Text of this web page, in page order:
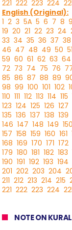
221 222 223 224
English (Original):
1 2 3 5A 5 6 7 8 9
19 20 21 22 23 24
33 34 35 36 37 38
46 47 48 49 50 51
59 60 61 62 63 64
72 73 74 75 76
85 86 87 88 89
98 99 100 101 102
110 111 112 113 114 115
123 124 125 126 127
135 136 137 138 139
146 147 148 149 150
157 158 159 160 161
168 169 170 171 172
179 180 181 182 183
190 191 192 193 194
201 202 203 204
211 212 213 214 215
221 222 223 224
NOTE ON KURAL